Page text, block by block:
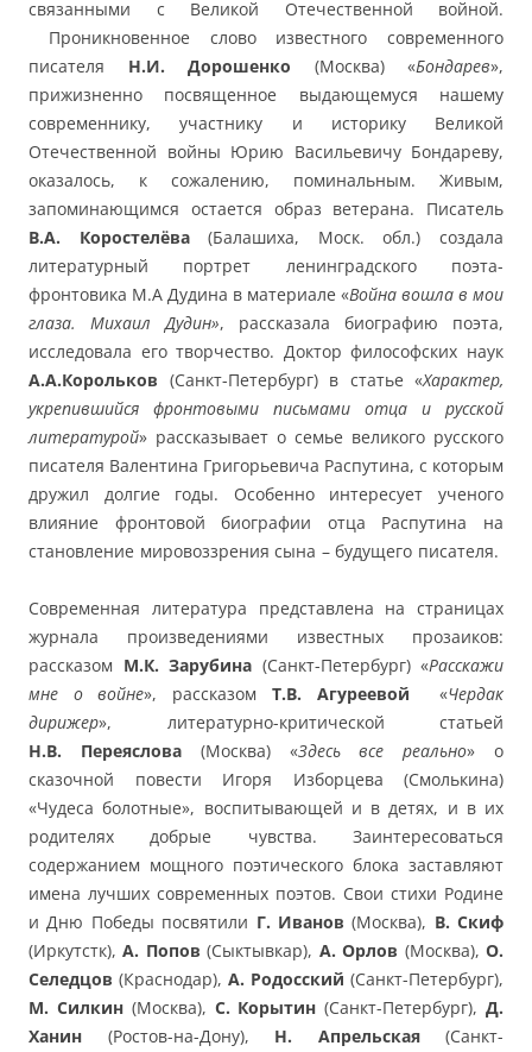
связанными с Великой Отечественной войной.
Проникновенное слово известного современного
писателя Н.И. Дорошенко (Москва) «Бондарев»,
прижизненно посвященное выдающемуся нашему
современнику, участнику и историку Великой
Отечественной войны Юрию Васильевичу Бондареву,
оказалось, к сожалению, поминальным. Живым,
запоминающимся остается образ ветерана. Писатель
В.А. Коростелёва(Балашиха, Моск. обл.) создала
литературный портрет ленинградского поэта-
фронтовика М.А Дудина в материале «Война вошла в мои
глаза. Михаил Дудин», рассказала биографию поэта,
исследовала его творчество. Доктор философских наук
А.А.Корольков (Санкт-Петербург) в статье «Характер,
укрепившийся фронтовыми письмами отца и русской
литературой» рассказывает о семье великого русского
писателя Валентина Григорьевича Распутина, с которым
дружил долгие годы. Особенно интересует ученого
влияние фронтовой биографии отца Распутина на
становление мировоззрения сына – будущего писателя.
Современная литература представлена на страницах
журнала произведениями известных прозаиков:
рассказом М.К. Зарубина (Санкт-Петербург) «Расскажи
мне о войне», рассказом Т.В. Агуреевой «Чердак
дирижер», литературно-критической статьей
Н.В. Переяслова (Москва) «Здесь все реально» о
сказочной повести Игоря Изборцева (Смолькина)
«Чудеса болотные», воспитывающей и в детях, и в их
родителях добрые чувства. Заинтересоваться
содержанием мощного поэтического блока заставляют
имена лучших современных поэтов. Свои стихи Родине
и Дню Победы посвятили Г. Иванов(Москва), В. Скиф
(Иркутстк),А. Попов (Сыктывкар), А. Орлов (Москва), О.
Селедцов (Краснодар), А. Родосский (Санкт-Петербург),
М. Силкин(Москва), С. Корытин (Санкт-Петербург),Д.
Ханин (Ростов-на-Дону), Н. Апрельская(Санкт-